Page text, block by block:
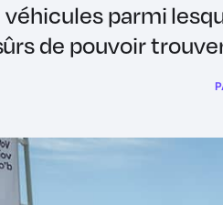
parmi
de pouvoir